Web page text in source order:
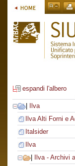
espandi l'albero
Ilva
Ilva Alti Forni e
Italsider
Ilva
Ilva - Archivi